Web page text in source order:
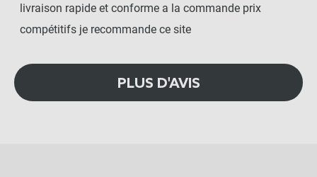
livraison rapide et conforme a la commande prix
compétitifs je recommande ce site
PLUS D'AVIS